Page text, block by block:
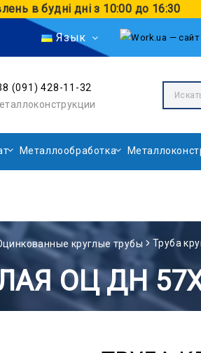
в будні дні з 10:00 до 16:30
Язык
(091) 428-11-32
Металлообработка
круглые трубы Труба
ОЦ ДН